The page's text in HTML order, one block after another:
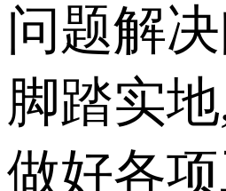
问题解
脚踏实
做好各项